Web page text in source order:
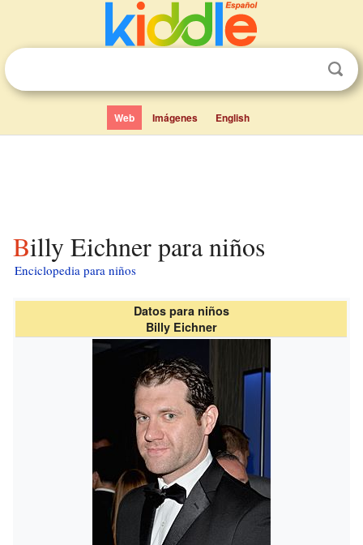
Web Imágenes English
Billy Eichner para niños
Enciclopedia para niños
Datos para niños
Billy Eichner